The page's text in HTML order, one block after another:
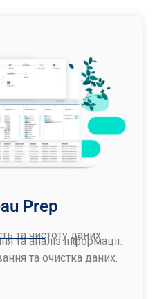
Prep
та чистоту даних
та аналіз інформації.
та очистка даних.